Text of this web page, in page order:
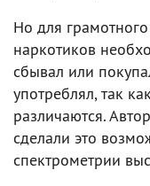
Но для
наркотиков
сбывал или
употреблял, так
различаются.
сделали это
спектрометрии